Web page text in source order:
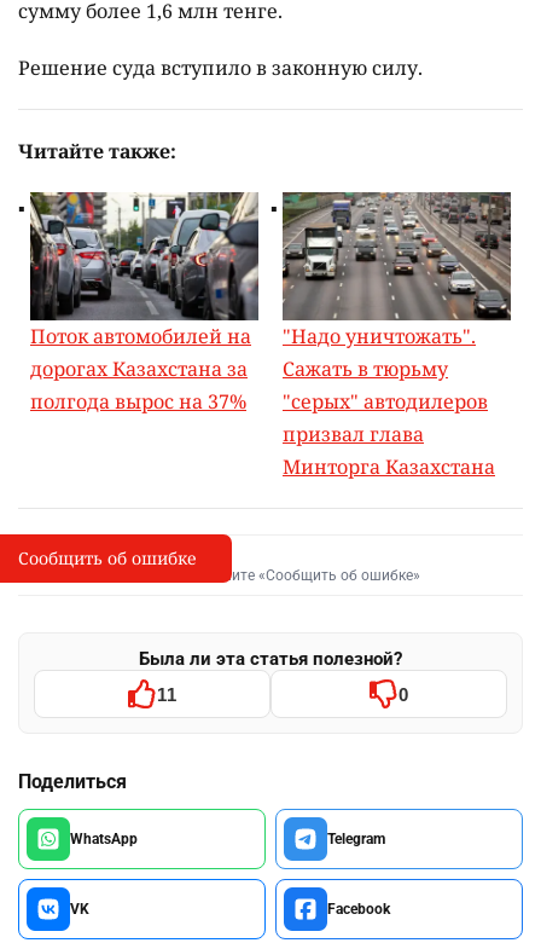
сумму более 1,6 млн тенге.
Решение суда вступило в законную силу.
Читайте также:
Поток автомобилей на
дорогах Казахстана за
полгода вырос на 37%
"Надо уничтожать".
Сажать в тюрьму
"серых" автодилеров
призвал глава
Минторга Казахстана
I
Сообщить об опечатке
Выделите фрагмент и нажмите «Сообщить об ошибке»
Была ли эта статья полезной?
11 0
Поделиться
WhatsApp Telegram
VK Facebook
Сообщить об ошибке